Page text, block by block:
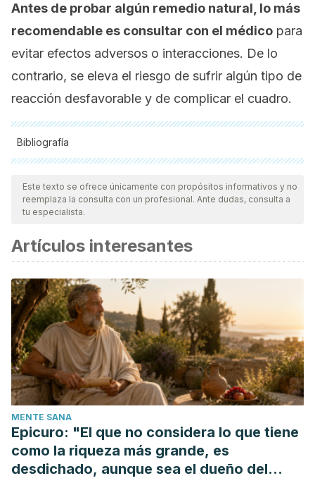
Antes de probar algún remedio natural, lo más
recomendable es consultar con el médico para
evitar efectos adversos o interacciones. De lo
contrario, se eleva el riesgo de sufrir algún tipo de
reacción desfavorable y de complicar el cuadro.
Bibliografía
Todas las fuentes citadas fueron revisadas a profundidad por
nuestro equipo, para asegurar su calidad, confiabilidad,
vigencia y validez.La bibliografía de este artículo fue
científica.
Van Zuuren, E. J., & Fedorowicz, Z. (2015). Interventions for
rosacea. JAMA – Journal of the American Medical
Association.https://doi.org/10.1001/jama.2015.15287
Crawford, G. H., Pelle, M. T., & James, W. D. (2004).
Rosacea: I. Etiology, pathogenesis, and subtype
classification. Journal of the American Academy of
Dermatology.https://doi.org/10.1016/j.jaad.2004.03.030
Geria, A. N., Culp, B., & Scheinfeld, N. S. (2008). Rosacea: A
review. Kosmetische Medizin.
https://doi.org/10.1109/TIP.2018.2799704
Este texto se ofrece únicamente con propósitos informativos y no
reemplaza la consulta con un profesional. Ante dudas, consulta a
tu especialista.
Artículos interesantes
MENTE SANA
Epicuro: "El que no considera lo que tiene
como la riqueza más grande, es
desdichado, aunque sea el dueño del